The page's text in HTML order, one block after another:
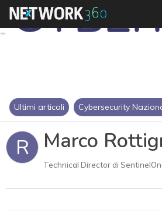
Ultimi articoli Cybersecurity
R Marco
Technical Director di